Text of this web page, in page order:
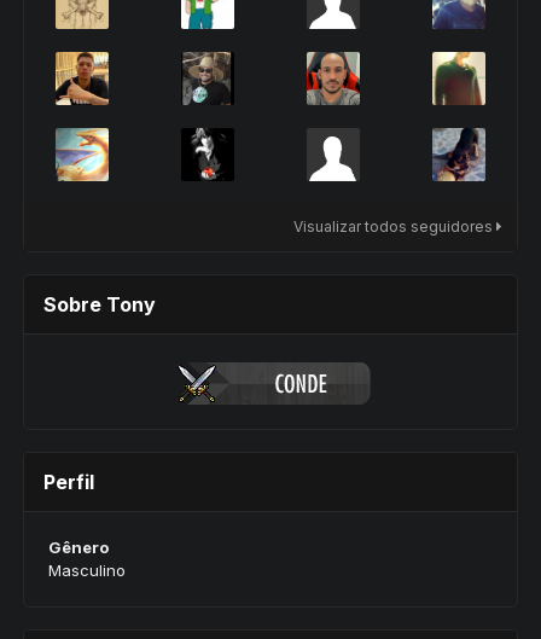
Visualizar todos seguidores
Sobre Tony
Perfil
Gênero
Masculino